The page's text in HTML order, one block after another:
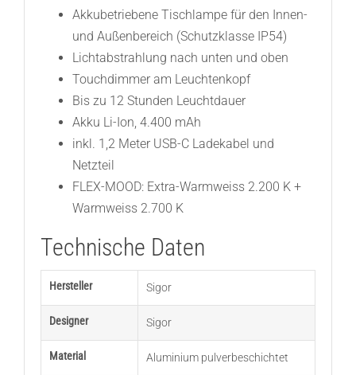
Akkubetriebene Tischlampe für den Innen-
und Außenbereich (Schutzklasse IP54)
Lichtabstrahlung nach unten und oben
Touchdimmer am Leuchtenkopf
Bis zu 12 Stunden Leuchtdauer
Akku Li-Ion, 4.400 mAh
inkl. 1,2 Meter USB-C Ladekabel und
Netzteil
FLEX-MOOD: Extra-Warmweiss 2.200 K +
Warmweiss 2.700 K
Technische Daten
Hersteller Sigor
Designer Sigor
Material Aluminium pulverbeschichtet